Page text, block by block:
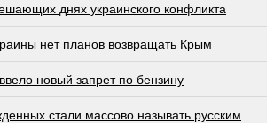
днях украинского конфликта
нет планов возвращать Крым
новый запрет по бензину
стали массово называть русским